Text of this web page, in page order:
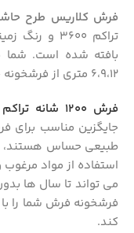
فرش کلاریس طرح حاشیه دار 1200
تراکم ۳۶۰۰
بافته شده است. شما
۶،۹،۱۲ متری از فرشخونه خریداری کنید.
فرش 1200 شانه تراکم 3600
جایگزین مناسب برای
طبیعی حساس هستند،
استفاده از مواد مرغوب
می‌ تواند تا سال‌ ها
فرشخونه فرش شما را
کند.